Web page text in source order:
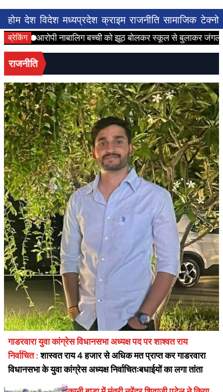
होम देश विदेश मध्यप्रदेश क्राइम राजनीति सामाजिक
ब्रेकिंगआरोपी नाबालिग बच्ची को झूठ बोलकर स्कूल से बुलाकर जंगल ले
राजनीति
गाडरवारा युवा कांग्रेस विधानसभा अध्यक्ष पद पर शाश्वत राय
निर्वाचित :शास्वत राय 4 हजार से अधिक मत प्राप्त कर गाडरवारा
विधानसभा के युवा कांग्रेस अध्यक्ष निर्वाचितःबधाईयों का लगा तांता